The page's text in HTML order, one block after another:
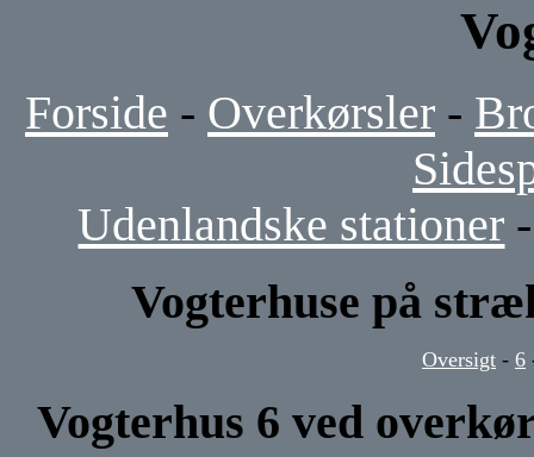
Forside - Overkørsler -
Udenlandske stationer
Vogterhuse på
Oversigt - 6
Vogterhus 6 ved